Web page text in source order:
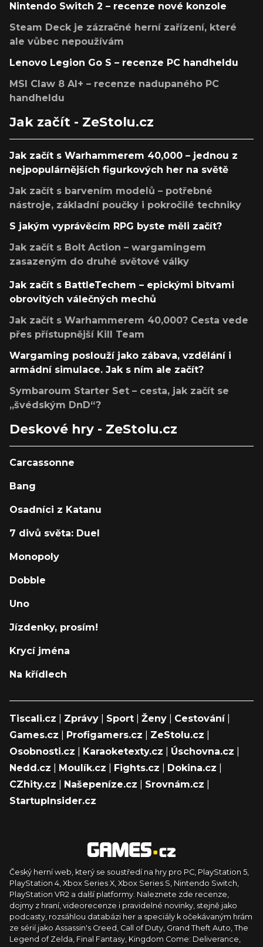
Nintendo Switch 2 – recenze nové konzole
Steam Deck je zázračné herní zařízení, které
ale vůbec nepoužívám
Lenovo Legion Go S – recenze PC handheldu
MSI Claw 8 AI+ – recenze nadupaného PC
handheldu
Jak začít - ZeStolu.cz
Jak začít s Warhammerem 40,000 – jednou z
nejpopulárnějších figurkových her na světě
Jak začít s barvením modelů – potřebné
nástroje, základní poučky i pokročilé techniky
S jakým vyprávěcím RPG byste měli začít?
Jak začít s Bolt Action – wargamingem
zasazeným do druhé světové války
Jak začít s BattleTechem – epickými bitvami
obrovitých válečných mechů
Jak začít s Warhammerem 40,000? Cesta vede
přes přístupnější Kill Team
Wargaming poslouží jako zábava, vzdělání i
armádní simulace. Jak s ním ale začít?
Symbaroum Starter Set – cesta, jak začít se
„švédským DnD“?
Deskové hry - ZeStolu.cz
Carcassonne
Bang
Osadníci z Katanu
7 divů světa: Duel
Monopoly
Dobble
Uno
Jízdenky, prosím!
Krycí jména
Na křídlech
Tiscali.cz Zprávy Sport Ženy Cestování|
Games.cz
Profigamers.cz ZeStolu.cz
Osobnosti.cz
Karaoketexty.cz Úschovna.cz
Nedd.cz
Moulík.cz Fights.cz Dokina.cz
CZhity.cz
Našepeníze.cz Srovnám.cz
StartupInsider.cz
Český herní web, který se soustředí na hry pro PC, PlayStation 5,
PlayStation 4, Xbox Series X, Xbox Series S, Nintendo Switch,
PlayStation VR2 a další platformy. Naleznete zde recenze,
dojmy z hraní, videorecenze i pravidelné novinky, stejně jako
podcasty, rozsáhlou databázi her a speciály k očekávaným hrám
ze sérií jako Assassin's Creed, Call of Duty, Grand Theft Auto, The
Legend of Zelda, Final Fantasy, Kingdom Come: Deliverance,